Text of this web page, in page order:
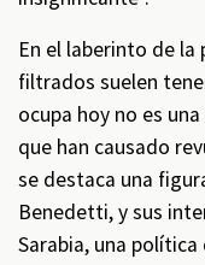
En el laberinto de
filtrados suelen
ocupa hoy no es
que han causado
se destaca una
Benedetti, y sus
Sarabia, una